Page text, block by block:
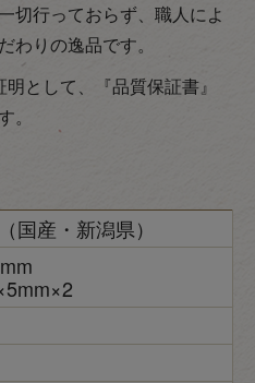
切行っておらず、職人によ
わりの逸品です。
として、『品質保証書』
。
国産・新潟県）